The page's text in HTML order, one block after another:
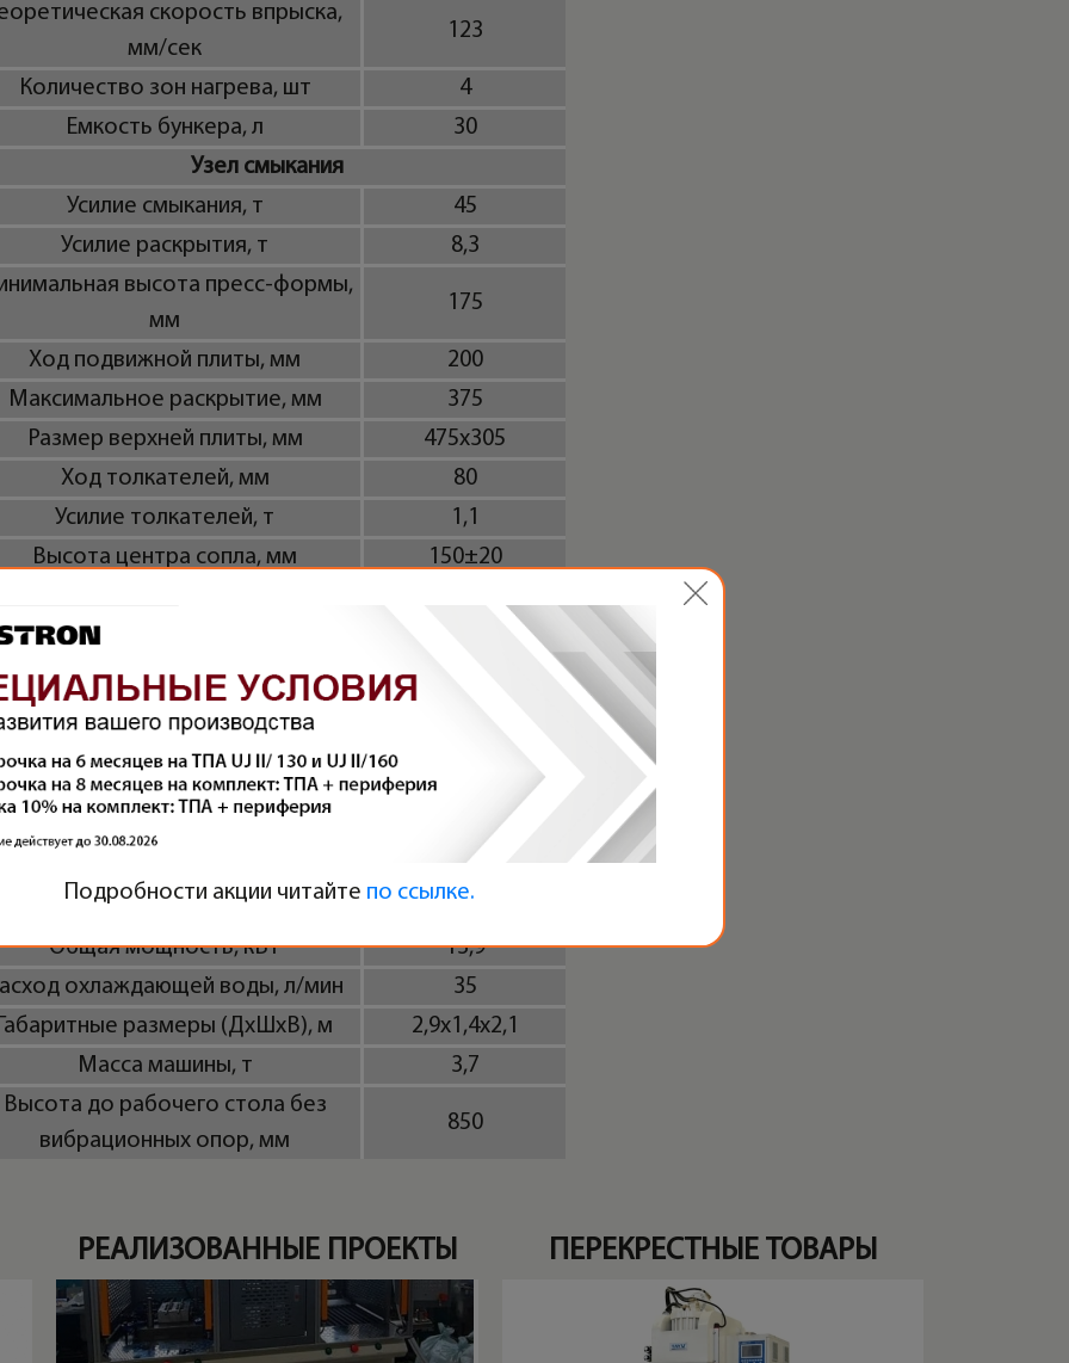
скорость впрыска,
мм/сек
123
Количество зон нагрева, шт
4
Емкость бункера, л
30
Узел смыкания
Усилие смыкания, т
45
Усилие раскрытия, т
8,3
высота пресс-формы,
мм
175
Ход подвижной плиты, мм
200
Максимальное раскрытие, мм
375
Размер верхней плиты, мм
475x305
Ход толкателей, мм
80
Усилие толкателей, т
1,1
Высота центра сопла, мм
150±20
Диаметр стола, мм
размеры формы, мм
Дополнительно
Максимальное давление
гидросистемы, мПа
Объем масляного бака, л
7,5
нагрева цилиндра, кВт
Общая мощность, кВт
13,9
охлаждающей воды, л/мин
35
размеры (ДxШxВ), м
2,9x1,4x2,1
Масса машины, т
3,7
Высота до рабочего стола без
вибрационных опор, мм
850
РЕАЛИЗОВАННЫЕ ПРОЕКТЫ ПЕРЕКРЕСТНЫЕ ТОВАРЫ
Подробности акции читайте по ссылке.